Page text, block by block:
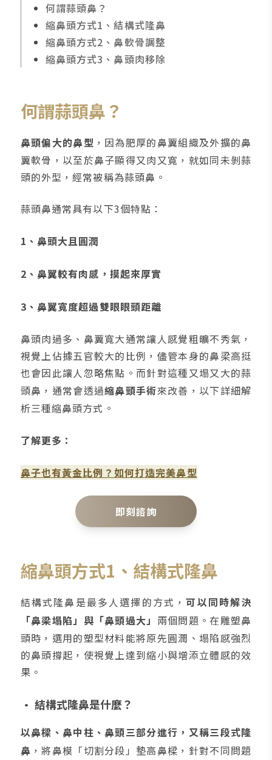
何謂蒜頭鼻？
縮鼻頭方式1、結構式隆鼻
縮鼻頭方式2、鼻軟骨調整
縮鼻頭方式3、鼻頭肉移除
何謂蒜頭鼻？
鼻頭偏大的鼻型 ，因為肥厚的鼻翼組織及外擴的鼻
翼軟骨，以至於鼻子顯得又肉又寬，就如同未剝蒜
頭的外型，經常被稱為蒜頭鼻。
蒜頭鼻通常具有以下3個特點：
1、鼻頭大且圓潤
2、鼻翼較有肉感，摸起來厚實
3、鼻翼寬度超過雙眼眼頭距離
鼻頭肉過多、鼻翼寬大通常讓人感覺粗曠不秀氣，
視覺上佔據五官較大的比例，儘管本身的鼻梁高挺
也會因此讓人忽略焦點。而針對這種又塌又大的蒜
頭鼻，通常會透過縮鼻頭手術來改善，以下詳細解
析三種縮鼻頭方式。
了解更多：
鼻子也有黃金比例？如何打造完美鼻型
即刻諮詢
縮鼻頭方式1、結構式隆鼻
結構式隆鼻是最多人選擇的方式，可以同時解決
「鼻梁塌陷」與「鼻頭過大」 兩個問題。在雕塑鼻
頭時，選用的塑型材料能將原先圓潤、塌陷感強烈
的鼻頭撐起，使視覺上達到縮小與增添立體感的效
果。
• 結構式隆鼻是什麼？
以鼻樑、鼻中柱、鼻頭三部分進行，又稱三段式隆
鼻 ，將鼻模「切割分段」墊高鼻樑，針對不同問題